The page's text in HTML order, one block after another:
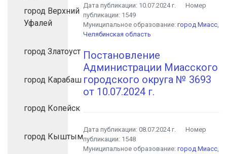
город Верхний
Уфалей
город Златоуст
город Карабаш
город Копейск
город Кыштым
Дата публикации: 10.07.2024 г.
Номер
публикации: 1549
Муниципальное образование:город Миасс,
Челябинская область
Постановление
Администрации Миасского
городского округа № 3693
от 10.07.2024 г.
Дата публикации:08.07.2024 г.
Номер
публикации: 1548
Муниципальное образование:город Миасс,